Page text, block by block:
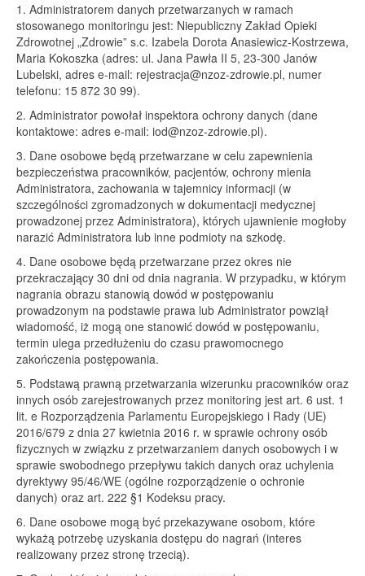
1. Administratorem danych przetwarzanych w ramach
stosowanego monitoringu jest: Niepubliczny Zakład Opieki
Zdrowotnej „Zdrowie” s.c. Izabela Dorota Anasiewicz-Kostrzewa,
Maria Kokoszka (adres: ul. Jana Pawła II 5, 23-300 Janów
Lubelski, adres e-mail: rejestracja@nzoz-zdrowie.pl, numer
telefonu: 15 872 30 99).
2. Administrator powołał inspektora ochrony danych (dane
kontaktowe: adres e-mail: iod@nzoz-zdrowie.pl).
3. Dane osobowe będą przetwarzane w celu zapewnienia
bezpieczeństwa pracowników, pacjentów, ochrony mienia
Administratora, zachowania w tajemnicy informacji (w
szczególności zgromadzonych w dokumentacji medycznej
prowadzonej przez Administratora), których ujawnienie mogłoby
narazić Administratora lub inne podmioty na szkodę.
4. Dane osobowe będą przetwarzane przez okres nie
przekraczający 30 dni od dnia nagrania. W przypadku, w którym
nagrania obrazu stanowią dowód w postępowaniu
prowadzonym na podstawie prawa lub Administrator powziął
wiadomość, iż mogą one stanowić dowód w postępowaniu,
termin ulega przedłużeniu do czasu prawomocnego
zakończenia postępowania.
5. Podstawą prawną przetwarzania wizerunku pracowników oraz
innych osób zarejestrowanych przez monitoring jest art. 6 ust. 1
lit. e Rozporządzenia Parlamentu Europejskiego i Rady (UE)
2016/679 z dnia 27 kwietnia 2016 r. w sprawie ochrony osób
fizycznych w związku z przetwarzaniem danych osobowych i w
sprawie swobodnego przepływu takich danych oraz uchylenia
dyrektywy 95/46/WE (ogólne rozporządzenie o ochronie
danych) oraz art. 222 §1 Kodeksu pracy.
6. Dane osobowe mogą być przekazywane osobom, które
wykażą potrzebę uzyskania dostępu do nagrań (interes
realizowany przez stronę trzecią).